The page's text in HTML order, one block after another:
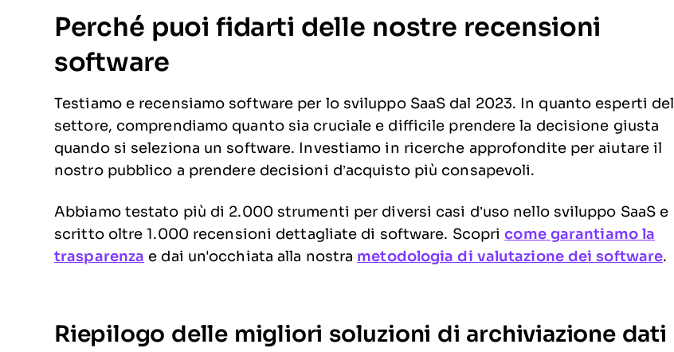
Perché puoi fidarti delle nostre recensioni
software
Testiamo e recensiamo software per lo sviluppo SaaS dal 2023. In quanto esperti del
settore, comprendiamo quanto sia cruciale e difficile prendere la decisione giusta
quando si seleziona un software. Investiamo in ricerche approfondite per aiutare il
nostro pubblico a prendere decisioni d’acquisto più consapevoli.
Abbiamo testato più di 2.000 strumenti per diversi casi d’uso nello sviluppo SaaS e
scritto oltre 1.000 recensioni dettagliate di software. Scopricome garantiamo la
trasparenza e dai un'occhiata alla nostra metodologia di valutazione dei software.
Riepilogo delle migliori soluzioni di archiviazione dati